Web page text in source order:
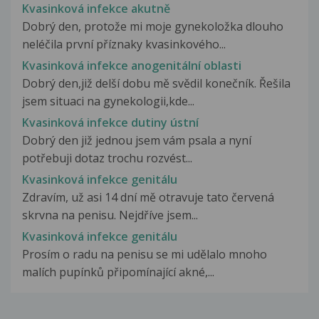
Kvasinková infekce akutně
Dobrý den, protože mi moje gynekoložka dlouho
neléčila první příznaky kvasinkového...
Kvasinková infekce anogenitální oblasti
Dobrý den,již delší dobu mě svědil konečník. Řešila
jsem situaci na gynekologii,kde...
Kvasinková infekce dutiny ústní
Dobrý den již jednou jsem vám psala a nyní
potřebuji dotaz trochu rozvést...
Kvasinková infekce genitálu
Zdravím, už asi 14 dní mě otravuje tato červená
skrvna na penisu. Nejdříve jsem...
Kvasinková infekce genitálu
Prosím o radu na penisu se mi udělalo mnoho
malích pupínků připomínající akné,...